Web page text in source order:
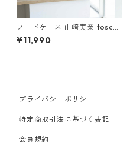
フードケース 山崎実業 tosca
トスカ ブレッドケース スリム
ホワイト
¥11,990
プライバシーポリシー
特定商取引法に基づく表記
会員規約